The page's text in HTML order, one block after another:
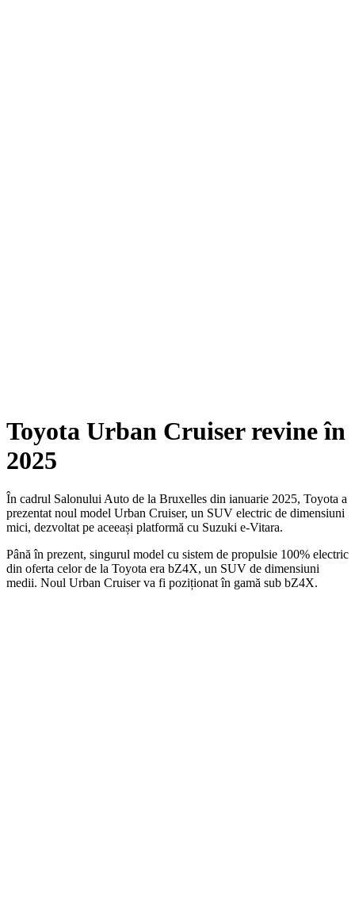
Toyota Urban Cruiser revine în
2025
În cadrul Salonului Auto de la Bruxelles din ianuarie 2025, Toyota a
prezentat noul model Urban Cruiser, un SUV electric de dimensiuni
mici, dezvoltat pe aceeași platformă cu Suzuki e-Vitara.
Până în prezent, singurul model cu sistem de propulsie 100% electric
din oferta celor de la Toyota era bZ4X, un SUV de dimensiuni
medii. Noul Urban Cruiser va fi poziționat în gamă sub bZ4X.